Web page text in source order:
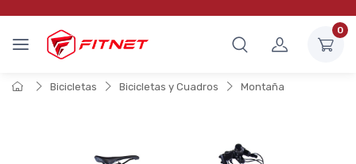
0
Bicicletas Bicicletas y Cuadros Montaña